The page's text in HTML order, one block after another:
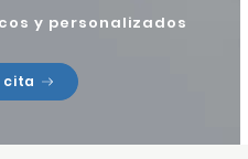
y personalizados
cita